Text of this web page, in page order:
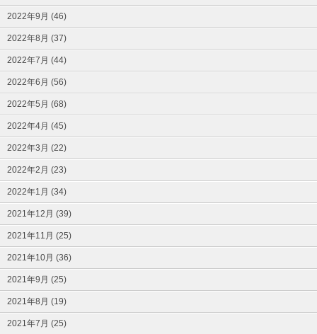
2022年9月 (46)
2022年8月 (37)
2022年7月 (44)
2022年6月 (56)
2022年5月 (68)
2022年4月 (45)
2022年3月 (22)
2022年2月 (23)
2022年1月 (34)
2021年12月 (39)
2021年11月 (25)
2021年10月 (36)
2021年9月 (25)
2021年8月 (19)
2021年7月 (25)